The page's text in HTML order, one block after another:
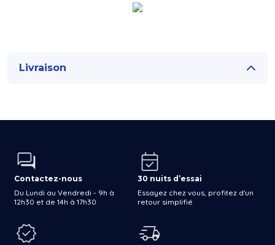
Livraison
Contactez-nous
Du Lundi au Vendredi - 9h à
12h30 et de 14h à 17h30
30 nuits d’essai
Essayez chez vous, profitez d'un
retour simplifié